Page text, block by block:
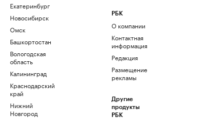
Екатеринбург
Новосибирск
Омск
Башкортостан
Вологодская
область
Калининград
Краснодарский
край
Нижний
Новгород
РБК
О компании
Контактная
информация
Редакция
Размещение
рекламы
Другие
продукты
РБК